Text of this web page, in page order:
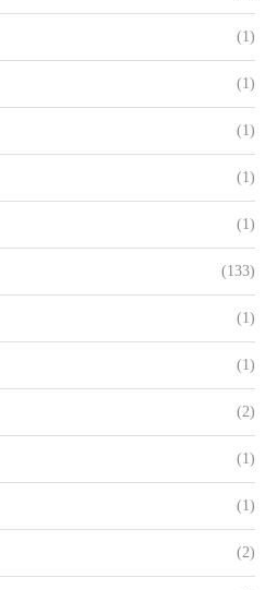
(1)
(1)
(1)
(1)
(1)
(133)
(1)
(1)
(2)
(1)
(1)
(2)